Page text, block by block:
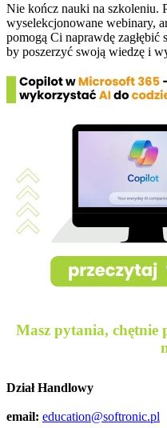
Nie kończ nauki na szkoleniu.
wyselekcjonowane webinary,
pomogą Ci naprawdę
by poszerzyć swoją wiedzę i
Masz pytania, chętnie
Dział Handlowy
email: education@softronic.pl